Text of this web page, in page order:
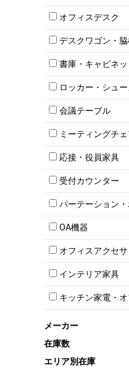
肘付きチェア
肘無しチェア
役員チェア
オフィスチェア
オフィスデスク
片袖机
フリーアドレ
昇降デスク
両袖机
デスクワゴン・
インワゴン2段
インワゴン3段
脇机
書庫・キャビネッ
ハイキャビネッ
ローキャビネッ
両開きキャビネ
上下連結キャビ
軽量ラック（ス
収納家具その他
オープン書庫
両開書庫
引き違い書庫
ロッカー・シュ
1人用ロッカー
2人用ロッカー
3人用ロッカー
5人用ロッカー
8人用ロッカー
多人数ロッカー
シリンダー錠ロ
ダイヤル錠ロッ
ボタン錠ロッカ
シューズロッカ
ロッカーその他
会議テーブル
ミーティングテ
スタッキングテ
ネスティングテ
カウンターテー
T字脚テーブル
会議テーブル
会議テーブル
折りたたみ会議
ハイテーブル
ミーティングチ
キャスター付き
スタッキングミ
テーブル付きミ
折りたたみミ
ハイチェア
ミーティングチ
応接・役員家具
応接セット
応接ソファ
応接チェア
応接・役員家具
受付カウンター
ハイカウンター
ローカウンター
ラウンジカウン
パーテーション
パーテーション
自立タイプパー
パーテーション
壁掛けホワイト
ホワイトボード
OA機器
iPad
電話機（ビジネ
シュレッダー
スクリーン
プリンター・コ
オフィスアクセ
チェア用台車
演台・講演台・
防音パネル
コートハンガー
傘立て
食器棚・キッチ
インテリア家具
モールドチェア
ダイニングチェ
カウンターテー
センターテー
カフェテーブル
キッチン家電・
冷蔵庫・洗濯機
空気清浄機・加
電子レンジ
液晶テレビ・モ
メーカー
在庫数
エリア別在庫